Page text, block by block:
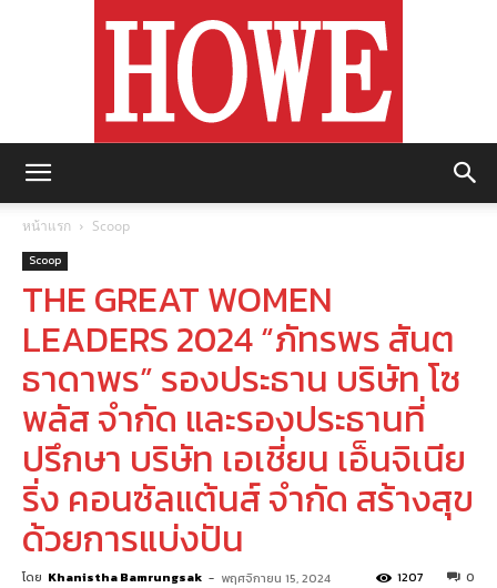
หน้าแรก Scoop
Scoop
THE GREAT WOMEN
LEADERS 2024 “ภัทรพร สันต
ธาดาพร” รองประธาน บริษัท โซ
พลัส จำกัด และรองประธานที่
ปรึกษา บริษัท เอเชี่ยน เอ็นจิเนีย
ริ่ง คอนซัลแต้นส์ จำกัด สร้างสุข
ด้วยการแบ่งปัน
โดย Khanistha Bamrungsak - พฤศจิกายน 15, 2024 0
1207